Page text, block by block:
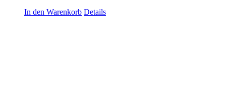
In den Warenkorb Details